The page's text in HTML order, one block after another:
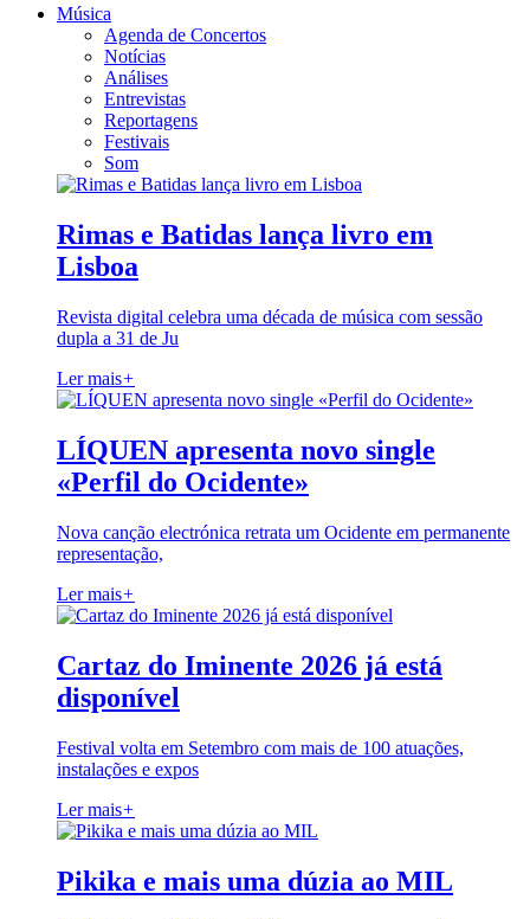
Música
Agenda de Concertos
Notícias
Análises
Entrevistas
Reportagens
Festivais
Som
Rimas e Batidas lança livro em
Lisboa
Revista digital celebra uma década de música com sessão
dupla a 31 de Ju
Ler mais+
LÍQUEN apresenta novo single
«Perfil do Ocidente»
Nova canção electrónica retrata um Ocidente em permanente
representação,
Ler mais+
Cartaz do Iminente 2026 já está
disponível
Festival volta em Setembro com mais de 100 atuações,
instalações e expos
Ler mais+
Pikika e mais uma dúzia ao MIL